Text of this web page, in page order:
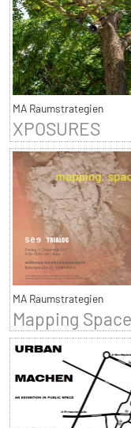
MA Raumstrategien
XPOSURES
MA Raumstrategien
Mapping